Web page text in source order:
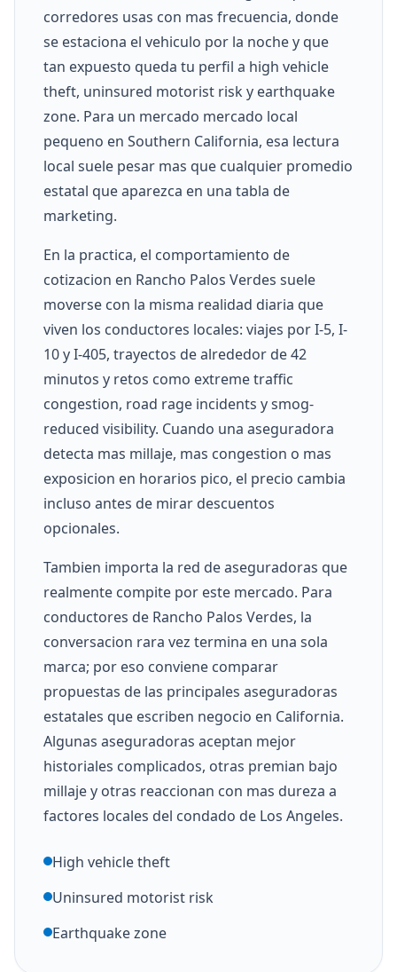
corredores usas con mas frecuencia, donde
se estaciona el vehiculo por la noche y que
tan expuesto queda tu perfil a high vehicle
theft, uninsured motorist risk y earthquake
zone. Para un mercado mercado local
pequeno en Southern California, esa lectura
local suele pesar mas que cualquier promedio
estatal que aparezca en una tabla de
marketing.
En la practica, el comportamiento de
cotizacion en Rancho Palos Verdes suele
moverse con la misma realidad diaria que
viven los conductores locales: viajes por I-5, I-
10 y I-405, trayectos de alrededor de 42
minutos y retos como extreme traffic
congestion, road rage incidents y smog-
reduced visibility. Cuando una aseguradora
detecta mas millaje, mas congestion o mas
exposicion en horarios pico, el precio cambia
incluso antes de mirar descuentos
opcionales.
Tambien importa la red de aseguradoras que
realmente compite por este mercado. Para
conductores de Rancho Palos Verdes, la
conversacion rara vez termina en una sola
marca; por eso conviene comparar
propuestas de las principales aseguradoras
estatales que escriben negocio en California.
Algunas aseguradoras aceptan mejor
historiales complicados, otras premian bajo
millaje y otras reaccionan con mas dureza a
factores locales del condado de Los Angeles.
High vehicle theft
Uninsured motorist risk
Earthquake zone